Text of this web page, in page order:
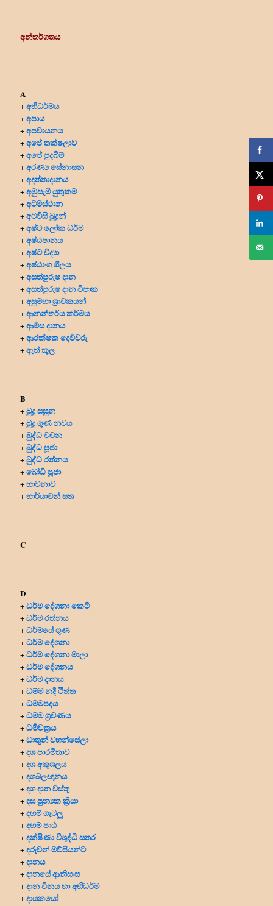
අන්තර්ගතය
A
+අභිධර්මය
+අපාය
+අපචායනය
+අපේ තක්ෂලාව
+අපේ පුදබිම්
+අරණ්‍ය සේනාසන
+අදත්තාදානය
+අඹුසැමි යුතුකම්
+අටමස්ථාන
+අටවිසි බුදුන්
+අෂ්ට ලෝක ධර්ම
+අෂ්ඨපානය
+අෂ්ට විද්‍යා
+අෂ්ඨාංග ශීලය
+අසත්පුරුෂ දාන
+අසත්පුරුෂ දාන විපාක
+අසුමහා ශ්‍රාවකයන්
+ආනන්තර්ය කර්මය
+ආමිස දානය
+ආරක්ෂක දෙවිවරු
+ඇත් කුල
B
+බුදු සසුන
+බුදු ගුණ නවය
+බුද්ධ වචන
+බුද්ධ පූජා
+බුද්ධ රත්නය
+බෝධි පූජා
+භාවනාව
+භාර්යාවන් සත
C
D
+ධර්ම දේශනා කෙටි
+ධර්ම රත්නය
+ධර්මයේ ගුණ
+ධර්ම දේශනා
+ධර්ම දේශනා මාලා
+ධර්ම දේශනය
+ධර්ම දානය
+ධම්ම නදී ථිත්ත
+ධම්මපදය
+ධම්ම ශ්‍රවණය
+ධර්‍මචක්‍රය
+ධාතූන් වහන්සේලා
+දශ පාරමිතාව
+දශ අකුශලය
+දශබලඥානය
+දශ දාන වස්තු
+දස පුන්‍යක ක්‍රියා
+දහම් ගැටලු
+දහම් පාඨ
+දක්ෂිණා විශුද්ධි සතර
+දරුවන් මව්පියන්ට
+දානය
+දානයේ ආනිසංස
+දාන විනය හා අභිධර්ම
+දායකයෝ